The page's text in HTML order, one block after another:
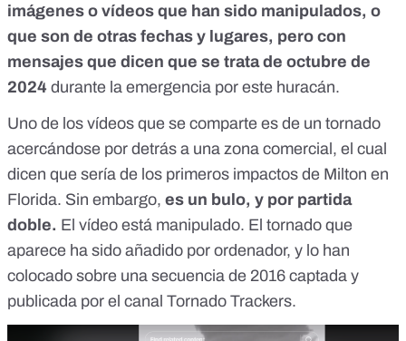
imágenes o vídeos que han sido manipulados, o
que son de otras fechas y lugares, pero con
mensajes que dicen que se trata de octubre de
2024 durante la emergencia por este huracán.
Uno de los vídeos que se comparte es de un tornado
acercándose por detrás a una zona comercial, el cual
dicen que sería de los primeros impactos de Milton en
Florida. Sin embargo, es un bulo, y por partida
doble. El vídeo está manipulado. El tornado que
aparece ha sido añadido por ordenador, y lo han
colocado sobre una secuencia de 2016 captada y
publicada por el canal Tornado Trackers.